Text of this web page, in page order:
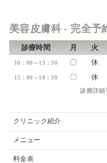
美容皮膚科 - 完全予
診療時間 月 火
10：00～13：30 〇 休
15：00～18：30 〇 休
診療詳細
クリニック紹介
メニュー
料金表